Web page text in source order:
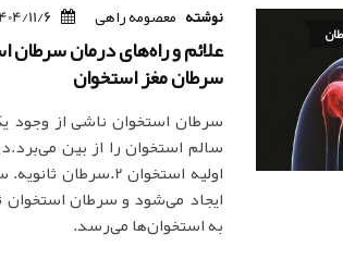
نوشته معصومه راهی 11/6
علائم و راه‌های درمان
سرطان مغز استخوان
سرطان استخوان ناشی از وجود
اولیه استخوان
ایجاد می‌شود و سرطان استخوان
به استخوان‌ها می‌رسد.